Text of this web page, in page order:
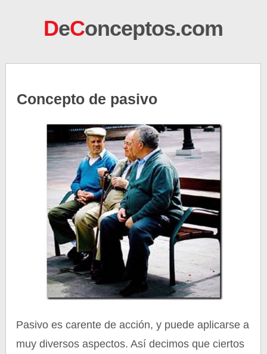
DeConceptos.com
Concepto de pasivo
Pasivo es carente de acción, y puede aplicarse a
muy diversos aspectos. Así decimos que ciertos